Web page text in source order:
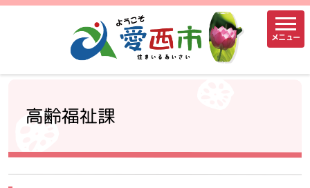
メニュー
高齢福祉課